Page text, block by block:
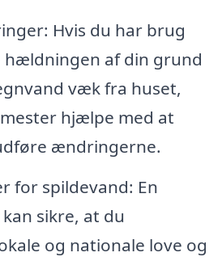
Hvis du har brug
af din grund
væk fra huset,
hjælpe med at
ændringerne.
for spildevand: En
sikre, at du
og nationale love og